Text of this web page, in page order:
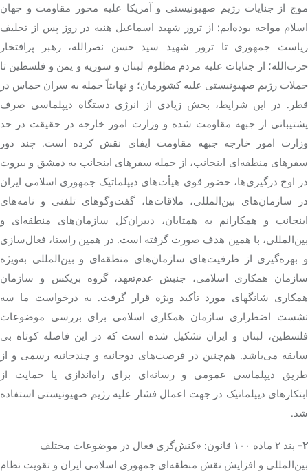
موج از جنایات رژیم صهیونیستی و آمریکا علیه محور مقاومت و جهان
اسلام مواجه بوده‌ایم: از ترور شهید اسماعیل هنیه در روز پس از تحلیف
ریاست جمهوری تا ترور شهید سید حسن نصرالله، رهبر پرافتخار
حزب‌الله؛ از جنایات علیه مردم مظلوم لبنان و سوریه و یمن و فلسطین تا
حملات رژیم صهیونیستی علیه کشورمان؛ و نهایتاً حمله به سران حماس در
قطر. در این شرایط، بخش زیادی از انرژی دستگاه دیپلماسی صرف
پشتیبانی از جبهه مقاومت شده و وزارت امور خارجه در حقیقت در حد
وزارت امور خارجه جبهه مقاومت ایفای نقش کرده است. چند دور
سفرهای منطقه‌ای اینجانب، از جمله سفرهای اینجانب به دمشق و بیروت
در اوج درگیری‌ها، حضور قوی هیأت‌های دیپلماتیک جمهوری اسلامی ایران
در سازمان‌های بین‌المللی، ملاقات‌ها، گفت‌وگوهای تلفنی و نامه‌های
اینجانب و همکارانم به همتایان، دبیران‌کل سازمان‌های منطقه‌ای و
بین‌المللی، با همین هدف صورت گرفته است. در همین راستا، فعال‌سازی
و بهره‌گیری از ظرفیت‌های سازمان‌های منطقه‌ای و بین‌المللی به‌ویژه
سازمان همکاری اسلامی، جنبش عدم‌تعهد، گروه بریکس و سازمان
همکاری شانگهای مورد تأکید ویژه قرار گرفت. به درخواست ما سه
نشست اضطراری سازمان همکاری اسلامی برای بررسی موضوعات
فلسطین، لبنان و ایران تشکیل شده است که در این فاصله کوتاه بی
سابقه می‌باشد. هم‌چنین در فرصت‌های دوجانبه و چندجانبه رسمی و از
طریق دیپلماسی عمومی و رسانه‌ای برای راه‌اندازی یا حمایت از
ابتکارهای دیپلماتیک در جهت اعمال فشار علیه رژیم صهیونیستی استفاده
شد.
۲-
بند ۲ ماده ۱۰۰ قانون: «کنش‌گری فعال در موضوعات مختلف
بین‌المللی و افزایش نقش منطقه‌ای جمهوری اسلامی ایران و تقویت نظام